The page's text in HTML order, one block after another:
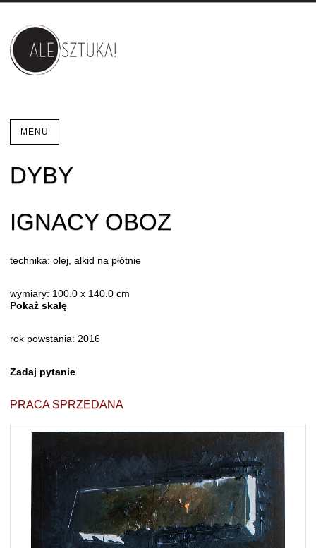
MENU
DYBY
IGNACY OBOZ
technika: olej, alkid na płótnie
wymiary: 100.0 x 140.0 cm
Pokaż skalę
rok powstania: 2016
Zadaj pytanie
PRACA SPRZEDANA